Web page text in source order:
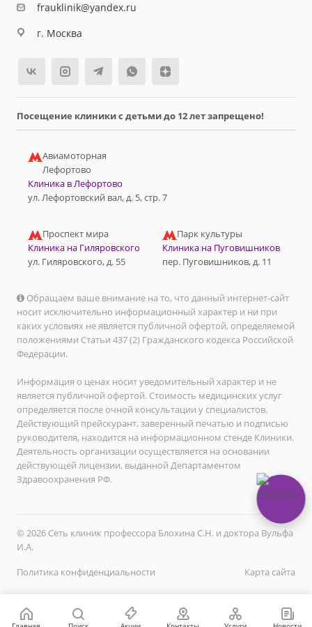
frauklinik@yandex.ru
г. Москва
Посещение клиники с детьми до 12 лет запрещено!
Авиамоторная
Лефортово
Клиника в Лефортово
ул. Лефортовский вал, д. 5, стр. 7
Проспект мира
Клиника на Гиляровского
ул. Гиляровского, д. 55
Парк культуры
Клиника на Пуговишников
пер. Пуговишников, д. 11
Обращаем ваше внимание на то, что данный интернет-сайт
носит исключительно информационный характер и ни при
каких условиях не является публичной офертой, определяемой
положениями Статьи 437 (2) Гражданского кодекса Российской
Федерации.
Информация о ценах носит уведомительный характер и не
является публичной офертой. Стоимость медицинских услуг
определяется после очной консультации у специалистов.
Действующий прейскурант, заверенный печатью и подписью
руководителя, находится на информационном стенде Клиники.
Деятельность организации осуществляется на основании
действующей лицензии, выданной Департаментом
Здравоохранения РФ.
© 2026 Сеть клиник профессора Блохина С.Н. и доктора Вульфа
И.А.
Политика конфиденциальности
Карта сайта